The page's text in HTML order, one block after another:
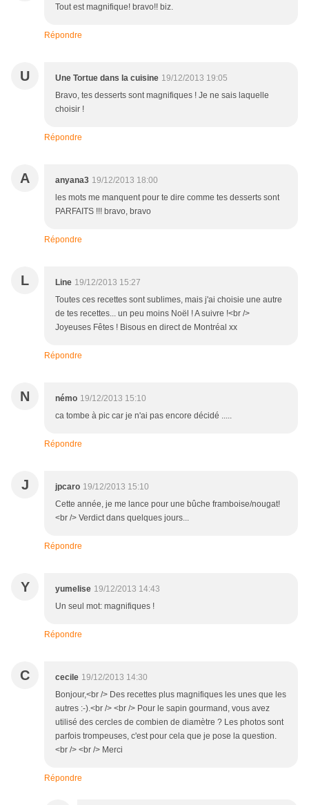
Tout est magnifique! bravo!! biz.
Répondre
U Une Tortue dans la cuisine 19/12/2013 19:05
Bravo, tes desserts sont magnifiques ! Je ne sais laquelle
choisir !
Répondre
A anyana3 19/12/2013 18:00
les mots me manquent pour te dire comme tes desserts sont
PARFAITS !!! bravo, bravo
Répondre
L Line 19/12/2013 15:27
Toutes ces recettes sont sublimes, mais j'ai choisie une autre
de tes recettes... un peu moins Noël ! A suivre !<br />
Joyeuses Fêtes ! Bisous en direct de Montréal xx
Répondre
N némo 19/12/2013 15:10
ca tombe à pic car je n'ai pas encore décidé .....
Répondre
J jpcaro 19/12/2013 15:10
Cette année, je me lance pour une bûche framboise/nougat!
<br /> Verdict dans quelques jours...
Répondre
Y yumelise 19/12/2013 14:43
Un seul mot: magnifiques !
Répondre
C cecile 19/12/2013 14:30
Bonjour,<br /> Des recettes plus magnifiques les unes que les
autres :-).<br /> <br /> Pour le sapin gourmand, vous avez
utilisé des cercles de combien de diamètre ? Les photos sont
parfois trompeuses, c'est pour cela que je pose la question.
<br /> <br /> Merci
Répondre